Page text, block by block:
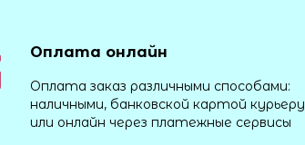
Оплата онлайн
Оплата заказ различными способами:
наличными, банковской картой курьеру
или онлайн через платежные сервисы